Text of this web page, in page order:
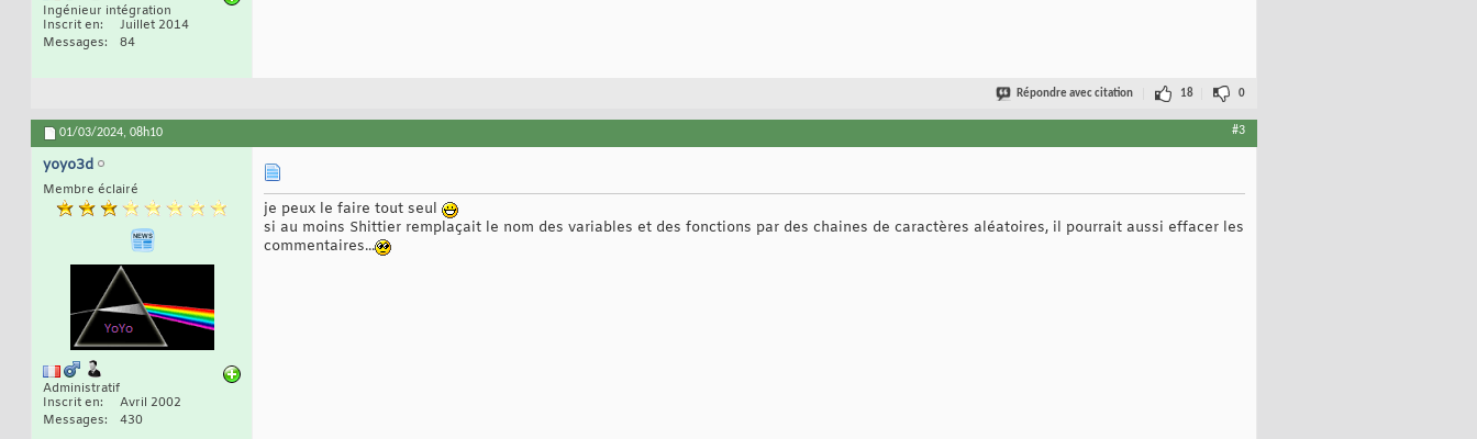
Ingénieur intégration
Inscrit en
Juillet 2014
Messages
84
Répondre avec citation 18 0
01/03/2024, 08h10 #3
yoyo3d
Membre éclairé
Administratif
Inscrit en
Avril 2002
Messages
430
je peux le faire tout seul
si au moins Shittier remplaçait le nom des variables et des fonctions par des chaines de caractères aléatoires, il pourrait aussi effacer les
commentaires...